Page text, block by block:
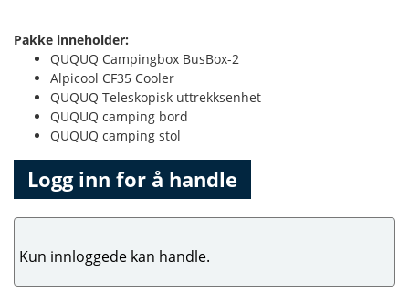
Pakke inneholder:
QUQUQ Campingbox BusBox-2
Alpicool CF35 Cooler
QUQUQ Teleskopisk uttrekksenhet
QUQUQ camping bord
QUQUQ camping stol
Logg inn for å handle
Kun innloggede kan handle.